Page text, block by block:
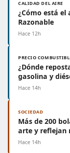
CALIDAD DEL AIRE
¿Cómo está el
Razonable
Hace 12h
PRECIO
¿Dónde
gasolina y
Hace 14h
SOCIEDAD
Más de 200
arte y reflejan
Hace 14h